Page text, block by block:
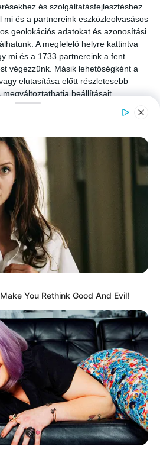
és szolgáltatásfejlesztéshez
mi és a partnereink eszközleolvasásos
geolokációs adatokat és azonosítási
A megfelelő helyre kattintva
mi és a 1733 partnereink a fent
végezzünk. Másik lehetőségként a
elutasítása előtt részletesebb
beállításait.
adatainak bizonyos
szükséges az Ön hozzájárulása, de
jellegű adatkezelés ellen. A
érvényesek. Bármikor
vagy visszavonhatja
erre az oldalra, és rákattint az oldal
gombra.